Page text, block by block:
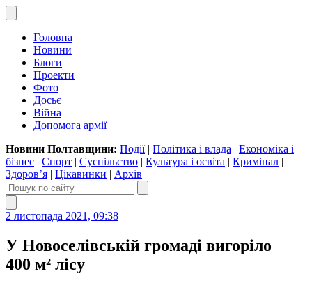
Головна
Новини
Блоги
Проекти
Фото
Досьє
Війна
Допомога армії
Новини Полтавщини: Події| Політика і влада | Економіка і
бізнес | Спорт | Суспільство | Культура і освіта | Кримінал |
Здоров’я | Цікавинки | Архів
2 листопада 2021, 09:38
У Новоселівській громаді вигоріло
400 м² лісу